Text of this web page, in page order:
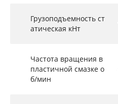
Грузоподъемность ст
атическая кНт
Частота вращения в
пластичной смазке о
б/мин